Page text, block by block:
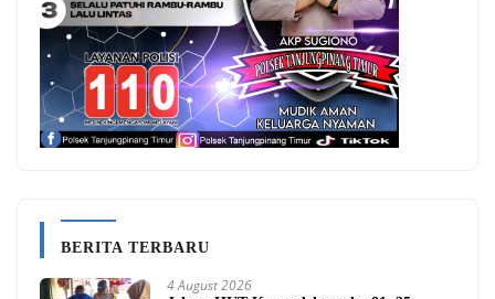
BERITA TERBARU
4 August 2026